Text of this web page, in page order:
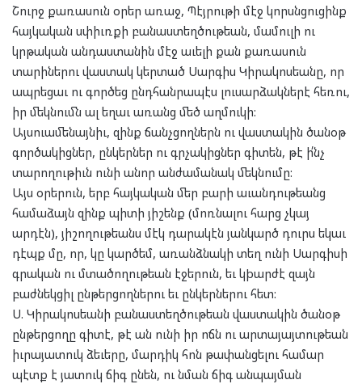
Շուրջ քառասուն օրեր առաջ, Պէյրութի մէջ կորսնցուցինք
հայկական սփիւռքի բանաստեղծութեան, մամուլի ու
կրթական անդաստանին մէջ աւելի քան քառասուն
տարիներու վաստակ կերտած Սարգիս Կիրակոսեանը, որ
ապրեցաւ ու գործեց ընդհանրապէս լուսարձակներէ հեռու,
իր մեկնումն ալ եղաւ առանց մեծ աղմուկի:
Այսուամենայնիւ, զինք ճանչցողներն ու վաստակին ծանօթ
գործակիցներ, ընկերներ ու գրչակիցներ գիտեն, թէ ի՛նչ
տարողութիւն ունի անոր անժամանակ մեկնումը:
Այս օրերուն, երբ հայկական մեր բարի աւանդութեանց
համաձայն զինք պիտի յիշենք (մոռնալու հարց չկայ
արդէն), յիշողութեանս մէկ դարակէն յանկարծ դուրս եկաւ
դէպք մը, որ, կը կարծեմ, առանձնակի տեղ ունի Սարգիսի
գրական ու մտածողութեան էջերուն, եւ կþարժէ զայն
բաժնեկցիլ ընթերցողներու եւ ընկերներու հետ:
Ս. Կիրակոսեանի բանաստեղծութեան վաստակին ծանօթ
ընթերցողը գիտէ, թէ ան ունի իր ոճն ու արտայայտութեան
իւրայատուկ ձեւերը, մարդիկ հոն թափանցելու համար
պէտք է յատուկ ճիգ ընեն, ու նման ճիգ անպայման